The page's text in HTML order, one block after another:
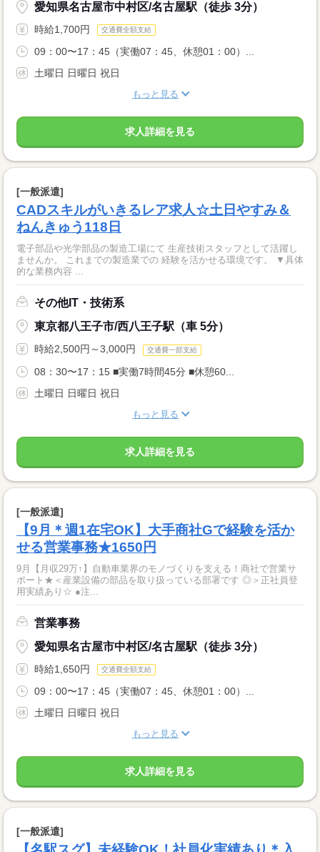
愛知県名古屋市中村区/名古屋駅（徒歩 3分）
時給1,700円 交通費全額支給
09：00〜17：45（実働07：45、休憩01：00）...
土曜日 日曜日 祝日
もっと見る
求人詳細を見る
[一般派遣]
CADスキルがいきるレア求人☆土日やすみ＆
ねんきゅう118日
電子部品や光学部品の製造工場にて 生産技術スタッフとして活躍し
ませんか。 これまでの製造業での 経験を活かせる環境です。 ▼具体
的な業務内容 ...
その他IT・技術系
東京都八王子市/西八王子駅（車 5分）
時給2,500円～3,000円 交通費一部支給
08：30〜17：15 ■実働7時間45分 ■休憩60...
土曜日 日曜日 祝日
もっと見る
求人詳細を見る
[一般派遣]
【9月＊週1在宅OK】大手商社Gで経験を活か
せる営業事務★1650円
9月【月収29万↑】自動車業界のモノづくりを支える！商社で営業サ
ポート★＜産業設備の部品を取り扱っている部署です ◎＞正社員登
用実績あり☆ ●注...
営業事務
愛知県名古屋市中村区/名古屋駅（徒歩 3分）
時給1,650円 交通費全額支給
09：00〜17：45（実働07：45、休憩01：00）...
土曜日 日曜日 祝日
もっと見る
求人詳細を見る
[一般派遣]